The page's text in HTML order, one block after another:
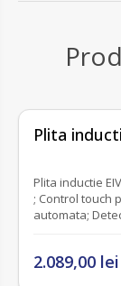
Plita
Plita inductie
; Control touch prin culisare; Booster; Timer electronic; Oprire
automata;
2.089,00 lei